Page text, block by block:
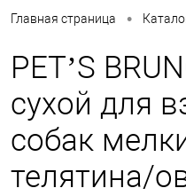
Главная страница •
PET’S
сухой для
собак
телятина/